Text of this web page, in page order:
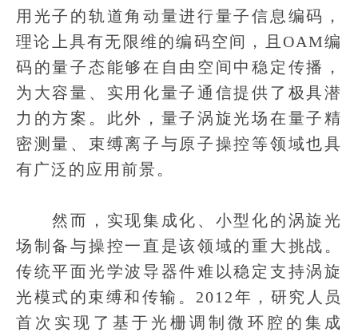
用光子的轨道角动量进行量子信息编码，
理论上具有无限维的编码空间，且OAM编
码的量子态能够在自由空间中稳定传播，
为大容量、实用化量子通信提供了极具潜
力的方案。此外，量子涡旋光场在量子精
密测量、束缚离子与原子操控等领域也具
有广泛的应用前景。
然而，实现集成化、小型化的涡旋光
场制备与操控一直是该领域的重大挑战。
传统平面光学波导器件难以稳定支持涡旋
光模式的束缚和传输。2012年，研究人员
首次实现了基于光栅调制微环腔的集成